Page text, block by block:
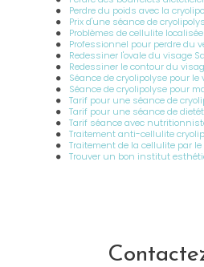
Perdre du poids avec la
Prix d'une séance de
Problèmes de cellulite
Professionnel pour perdre du
Redessiner l'ovale du visage
Redessiner le contour du
Séance de cryolipolyse pour
Séance de cryolipolyse pour
Tarif pour une séance de
Tarif pour une séance de
Tarif séance avec
Traitement anti-cellulite
Traitement de la cellulite par
Trouver un bon institut